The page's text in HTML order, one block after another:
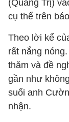
(Quảng Trị)
cụ thể trên
Theo lời kể
rất nắng
thăm và đề
gần như
suối anh
nhận.